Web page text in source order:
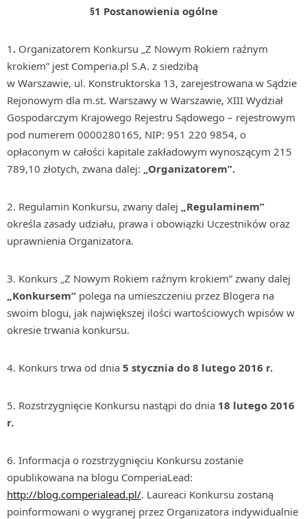
§1 Postanowienia ogólne
1 . Organizatorem Konkursu „Z Nowym Rokiem raźnym
krokiem” jest Comperia.pl S.A. z siedzibą
w Warszawie, ul. Konstruktorska 13, zarejestrowana w Sądzie
Rejonowym dla m.st. Warszawy w Warszawie, XIII Wydział
Gospodarczym Krajowego Rejestru Sądowego – rejestrowym
pod numerem 0000280165, NIP: 951 220 9854, o
opłaconym w całości kapitale zakładowym wynoszącym 215
789,10 złotych, zwana dalej: „Organizatorem”.
2. Regulamin Konkursu, zwany dalej „Regulaminem”
określa zasady udziału, prawa i obowiązki Uczestników oraz
uprawnienia Organizatora.
3. Konkurs „Z Nowym Rokiem raźnym krokiem” zwany dalej
„Konkursem” polega na umieszczeniu przez Blogera na
swoim blogu, jak największej ilości wartościowych wpisów w
okresie trwania konkursu.
4. Konkurs trwa od dnia 5 stycznia do 8 lutego 2016 r.
5. Rozstrzygnięcie Konkursu nastąpi do dnia 18 lutego 2016
r.
6. Informacja o rozstrzygnięciu Konkursu zostanie
opublikowana na blogu ComperiaLead:
http://blog.comperialead.pl/. Laureaci Konkursu zostaną
poinformowani o wygranej przez Organizatora indywidualnie